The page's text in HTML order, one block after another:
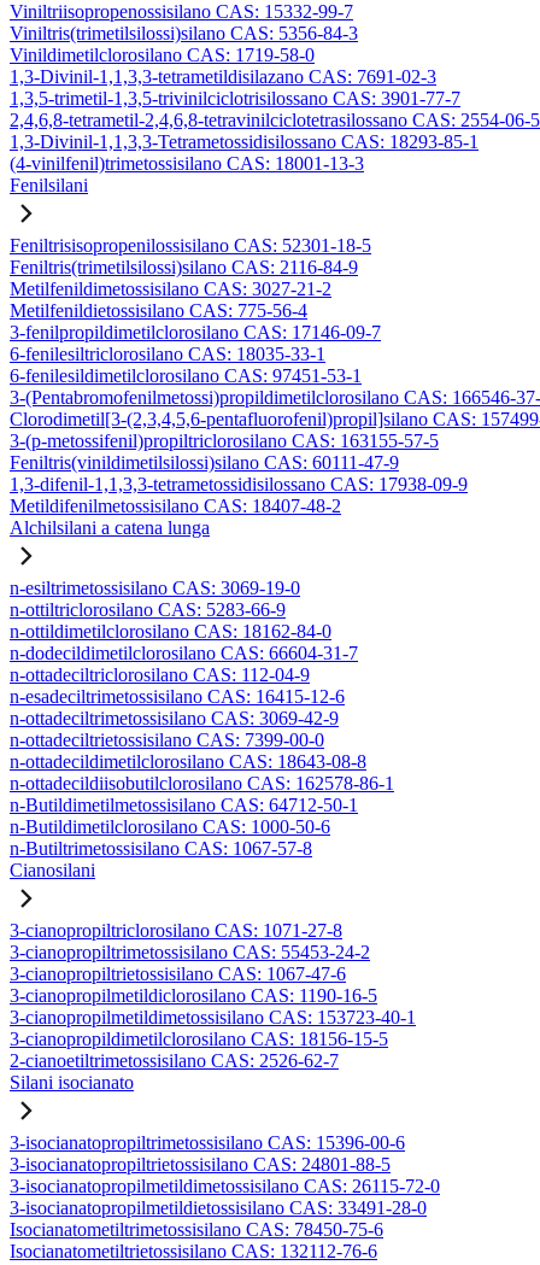
Viniltriisopropenossisilano CAS: 15332-99-7
Viniltris(trimetilsilossi)silano CAS: 5356-84-3
Vinildimetilclorosilano CAS: 1719-58-0
1,3-Divinil-1,1,3,3-tetrametildisilazano CAS: 7691-02-3
1,3,5-trimetil-1,3,5-trivinilciclotrisilossano CAS: 3901-77-7
2,4,6,8-tetrametil-2,4,6,8-tetravinilciclotetrasilossano CAS: 2554-06-5
1,3-Divinil-1,1,3,3-Tetrametossidisilossano CAS: 18293-85-1
(4-vinilfenil)trimetossisilano CAS: 18001-13-3
Fenilsilani
Feniltrisisopropenilossisilano CAS: 52301-18-5
Feniltris(trimetilsilossi)silano CAS: 2116-84-9
Metilfenildimetossisilano CAS: 3027-21-2
Metilfenildietossisilano CAS: 775-56-4
3-fenilpropildimetilclorosilano CAS: 17146-09-7
6-fenilesiltriclorosilano CAS: 18035-33-1
6-fenilesildimetilclorosilano CAS: 97451-53-1
3-(Pentabromofenilmetossi)propildimetilclorosilano CAS: 166546-
Clorodimetil[3-(2,3,4,5,6-pentafluorofenil)propil]silano CAS:
3-(p-metossifenil)propiltriclorosilano CAS: 163155-57-5
Feniltris(vinildimetilsilossi)silano CAS: 60111-47-9
1,3-difenil-1,1,3,3-tetrametossidisilossano CAS: 17938-09-9
Metildifenilmetossisilano CAS: 18407-48-2
Alchilsilani a catena lunga
n-esiltrimetossisilano CAS: 3069-19-0
n-ottiltriclorosilano CAS: 5283-66-9
n-ottildimetilclorosilano CAS: 18162-84-0
n-dodecildimetilclorosilano CAS: 66604-31-7
n-ottadeciltriclorosilano CAS: 112-04-9
n-esadeciltrimetossisilano CAS: 16415-12-6
n-ottadeciltrimetossisilano CAS: 3069-42-9
n-ottadeciltrietossisilano CAS: 7399-00-0
n-ottadecildimetilclorosilano CAS: 18643-08-8
n-ottadecildiisobutilclorosilano CAS: 162578-86-1
n-Butildimetilmetossisilano CAS: 64712-50-1
n-Butildimetilclorosilano CAS: 1000-50-6
n-Butiltrimetossisilano CAS: 1067-57-8
Cianosilani
3-cianopropiltriclorosilano CAS: 1071-27-8
3-cianopropiltrimetossisilano CAS: 55453-24-2
3-cianopropiltrietossisilano CAS: 1067-47-6
3-cianopropilmetildiclorosilano CAS: 1190-16-5
3-cianopropilmetildimetossisilano CAS: 153723-40-1
3-cianopropildimetilclorosilano CAS: 18156-15-5
2-cianoetiltrimetossisilano CAS: 2526-62-7
Silani isocianato
3-isocianatopropiltrimetossisilano CAS: 15396-00-6
3-isocianatopropiltrietossisilano CAS: 24801-88-5
3-isocianatopropilmetildimetossisilano CAS: 26115-72-0
3-isocianatopropilmetildietossisilano CAS: 33491-28-0
Isocianatometiltrimetossisilano CAS: 78450-75-6
Isocianatometiltrietossisilano CAS: 132112-76-6